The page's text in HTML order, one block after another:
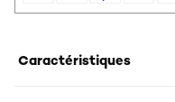
Caractéristiques